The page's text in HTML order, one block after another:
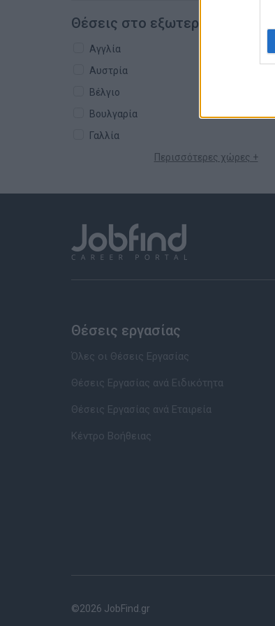
Θέσεις στο εξωτερικό
Αγγλία
Αυστρία
Βέλγιο
Βουλγαρία
Γαλλία
Περισσότερες χώρες +
Θέσεις εργασίας
Όλες οι Θέσεις Εργασίας
Θέσεις Εργασίας ανά Ειδικότητα
Θέσεις Εργασίας ανά Εταιρεία
Κέντρο Βοήθειας
©2026 JobFind.gr